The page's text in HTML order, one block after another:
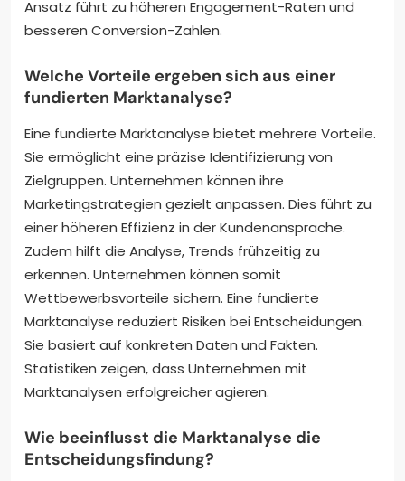
Ansatz führt zu höheren Engagement-Raten und
besseren Conversion-Zahlen.
Welche Vorteile ergeben sich aus einer
fundierten Marktanalyse?
Eine fundierte Marktanalyse bietet mehrere Vorteile.
Sie ermöglicht eine präzise Identifizierung von
Zielgruppen. Unternehmen können ihre
Marketingstrategien gezielt anpassen. Dies führt zu
einer höheren Effizienz in der Kundenansprache.
Zudem hilft die Analyse, Trends frühzeitig zu
erkennen. Unternehmen können somit
Wettbewerbsvorteile sichern. Eine fundierte
Marktanalyse reduziert Risiken bei Entscheidungen.
Sie basiert auf konkreten Daten und Fakten.
Statistiken zeigen, dass Unternehmen mit
Marktanalysen erfolgreicher agieren.
Wie beeinflusst die Marktanalyse die
Entscheidungsfindung?